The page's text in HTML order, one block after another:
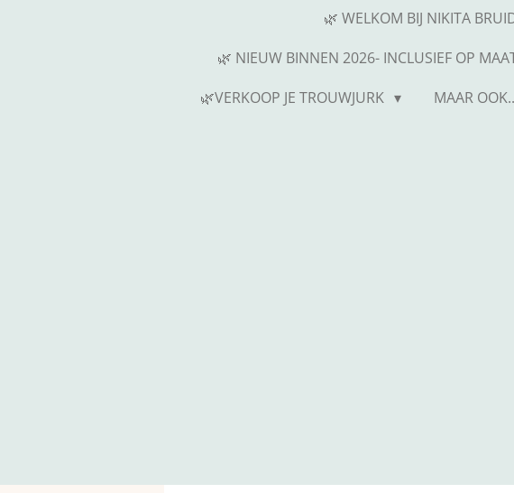
🌿 WELKOM BIJ NIKITA
🌿 NIEUW BINNEN 2026- INCLUSIEF OP
🌿VERKOOP JE TROUWJURK
MAAR